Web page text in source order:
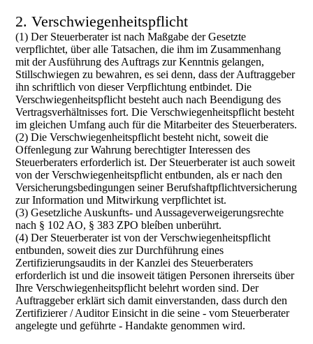
2. Verschwiegenheitspflicht
(1) Der Steuerberater ist nach Maßgabe der Gesetzte
verpflichtet, über alle Tatsachen, die ihm im Zusammenhang
mit der Ausführung des Auftrags zur Kenntnis gelangen,
Stillschwiegen zu bewahren, es sei denn, dass der Auftraggeber
ihn schriftlich von dieser Verpflichtung entbindet. Die
Verschwiegenheitspflicht besteht auch nach Beendigung des
Vertragsverhältnisses fort. Die Verschwiegenheitspflicht besteht
im gleichen Umfang auch für die Mitarbeiter des Steuerberaters.
(2) Die Verschwiegenheitspflicht besteht nicht, soweit die
Offenlegung zur Wahrung berechtigter Interessen des
Steuerberaters erforderlich ist. Der Steuerberater ist auch soweit
von der Verschwiegenheitspflicht entbunden, als er nach den
Versicherungsbedingungen seiner Berufshaftpflichtversicherung
zur Information und Mitwirkung verpflichtet ist.
(3) Gesetzliche Auskunfts- und Aussageverweigerungsrechte
nach § 102 AO, § 383 ZPO bleíben unberührt.
(4) Der Steuerberater ist von der Verschwiegenheitspflicht
entbunden, soweit dies zur Durchführung eines
Zertifizierungsaudits in der Kanzlei des Steuerberaters
erforderlich ist und die insoweit tätigen Personen ihrerseits über
Ihre Verschwiegenheitspflicht belehrt worden sind. Der
Auftraggeber erklärt sich damit einverstanden, dass durch den
Zertifizierer / Auditor Einsicht in die seine - vom Steuerberater
angelegte und geführte - Handakte genommen wird.